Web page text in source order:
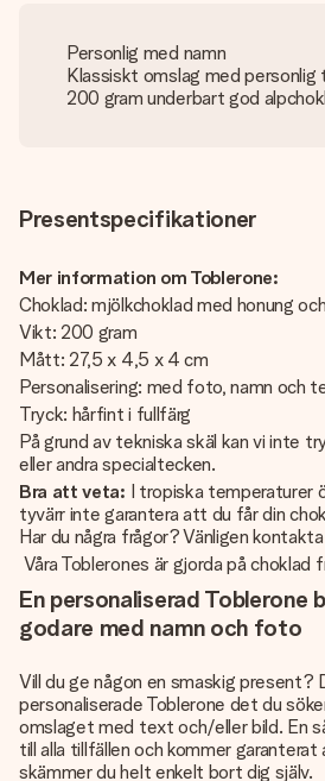
Personlig med namn
Klassiskt omslag med personlig
200 gram underbart god
Presentspecifikationer
Mer information om Toblerone:
Choklad: mjölkchoklad med honung
Vikt: 200 gram
Mått: 27,5 x 4,5 x 4 cm
Personalisering: med foto, namn och
Tryck: hårfint i fullfärg
På grund av tekniska skäl kan vi inte
eller andra specialtecken.
Bra att veta: I tropiska temperaturer
tyvärr inte garantera att du får din
Har du några frågor? Vänligen
Våra Toblerones är gjorda på choklad
En personaliserad Toblerone
godare med namn och foto
Vill du ge någon en smaskig present?
personaliserade Toblerone det du
omslaget med text och/eller bild. En
till alla tillfällen och kommer
skämmer du helt enkelt bort dig själv.